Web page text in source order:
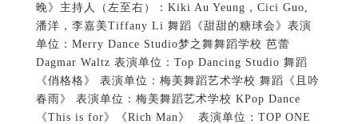
晚》主持人（左至右）：Kiki Au Yeung，Cici Guo,
潘洋，李嘉美Tiffany Li 舞蹈《甜甜的糖球会》表演
单位：Merry Dance Studio梦之舞舞蹈学校 芭蕾
Dagmar Waltz 表演单位：Top Dancing Studio 舞蹈
《俏格格》 表演单位：梅美舞蹈艺术学校 舞蹈《且吟
春雨》 表演单位：梅美舞蹈艺术学校 KPop Dance
《This is for》《Rich Man》 表演单位：TOP ONE